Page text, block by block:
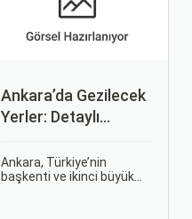
Ankara’da Gezilecek
Yerler: Detaylı
Ankara, Türkiye’nin
başkenti ve ikinci büyük